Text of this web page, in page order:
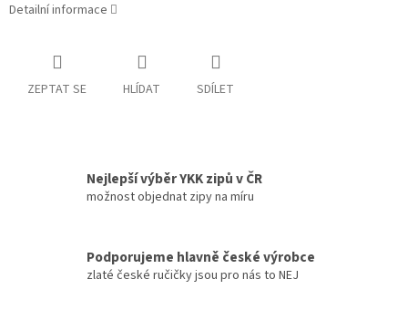
Detailní informace
ZEPTAT SE HLÍDAT SDÍLET
Nejlepší výběr YKK zipů v ČR
možnost objednat zipy na míru
Podporujeme hlavně české výrobce
zlaté české ručičky jsou pro nás to NEJ